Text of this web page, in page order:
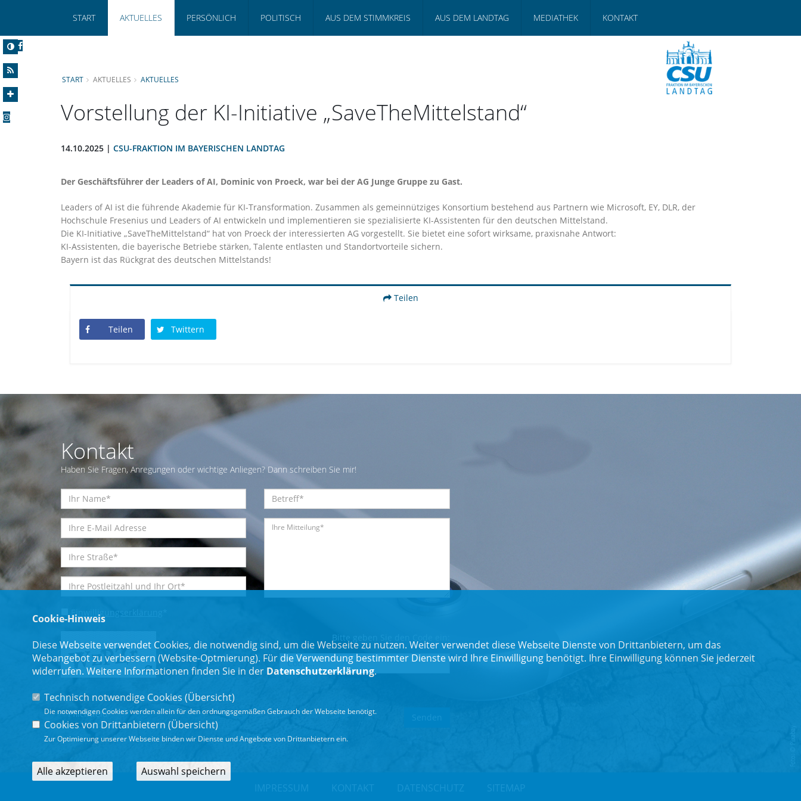
START AKTUELLES PERSÖNLICH POLITISCH AUS DEM STIMMKREIS AUS DEM LANDTAG MEDIATHEK KONTAKT
START AKTUELLES AKTUELLES
Vorstellung der KI-Initiative „SaveTheMittelstand“
14.10.2025 | CSU-FRAKTION IM BAYERISCHEN LANDTAG
Der Geschäftsführer der Leaders of AI, Dominic von Proeck, war bei der AG Junge Gruppe zu Gast.
Leaders of AI ist die führende Akademie für KI-Transformation. Zusammen als gemeinnütziges Konsortium bestehend aus Partnern wie Microsoft, EY, DLR, der
Hochschule Fresenius und Leaders of AI entwickeln und implementieren sie spezialisierte KI-Assistenten für den deutschen Mittelstand.
Die KI-Initiative „SaveTheMittelstand“ hat von Proeck der interessierten AG vorgestellt. Sie bietet eine sofort wirksame, praxisnahe Antwort:
KI-Assistenten, die bayerische Betriebe stärken, Talente entlasten und Standortvorteile sichern.
Bayern ist das Rückgrat des deutschen Mittelstands!
Teilen
Teilen Twittern
Kontakt
Haben Sie Fragen, Anregungen oder wichtige Anliegen? Dann schreiben Sie mir!
Einwilligungserklärung
Bitte geben Sie den Code ein:
* Pflichtfeld
IMPRESSUM KONTAKT DATENSCHUTZ SITEMAP
Cookie-Hinweis
Diese Webseite verwendet Cookies, die notwendig sind, um die Webseite zu nutzen. Weiter verwendet diese Webseite Dienste von Drittanbietern, um das
Webangebot zu verbessern (Website-Optmierung). Für die Verwendung bestimmter Dienste wird Ihre Einwilligung benötigt. Ihre Einwilligung können Sie jederzeit
widerrufen. Weitere Informationen finden Sie in der Datenschutzerklärung.
Technisch notwendige Cookies (Übersicht)
Die notwendigen Cookies werden allein für den ordnungsgemäßen Gebrauch der Webseite benötigt.
Cookies von Drittanbietern (Übersicht)
Zur Optimierung unserer Webseite binden wir Dienste und Angebote von Drittanbietern ein.
Alle akzeptieren Auswahl speichern